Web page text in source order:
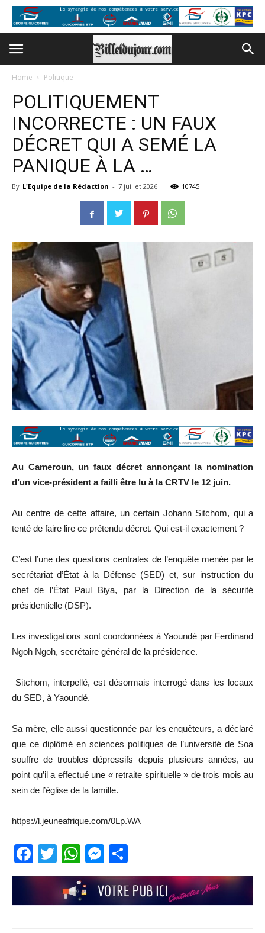
Home Politique
POLITIQUEMENT
INCORRECTE : UN FAUX
DÉCRET QUI A SEMÉ LA
PANIQUE À LA …
By L'Equipe de la Rédaction - 7 juillet 2026 10745
Au Cameroun, un faux décret annonçant la nomination
d’un vice-président a failli être lu à la CRTV le 12 juin.
Au centre de cette affaire, un certain Johann Sitchom, qui a
tenté de faire lire ce prétendu décret. Qui est-il exactement ?
C’est l’une des questions centrales de l’enquête menée par le
secrétariat d’État à la Défense (SED) et, sur instruction du
chef de l’État Paul Biya, par la Direction de la sécurité
présidentielle (DSP).
Les investigations sont coordonnées à Yaoundé par Ferdinand
Ngoh Ngoh, secrétaire général de la présidence.
Sitchom, interpellé, est désormais interrogé dans les locaux
du SED, à Yaoundé.
Sa mère, elle aussi questionnée par les enquêteurs, a déclaré
que ce diplômé en sciences politiques de l’université de Soa
souffre de troubles dépressifs depuis plusieurs années, au
point qu’il a effectué une « retraite spirituelle » de trois mois au
sein de l’église de la famille.
https://l.jeuneafrique.com/0Lp.WA
Facebook
TwitterWhatsApp
Messenger